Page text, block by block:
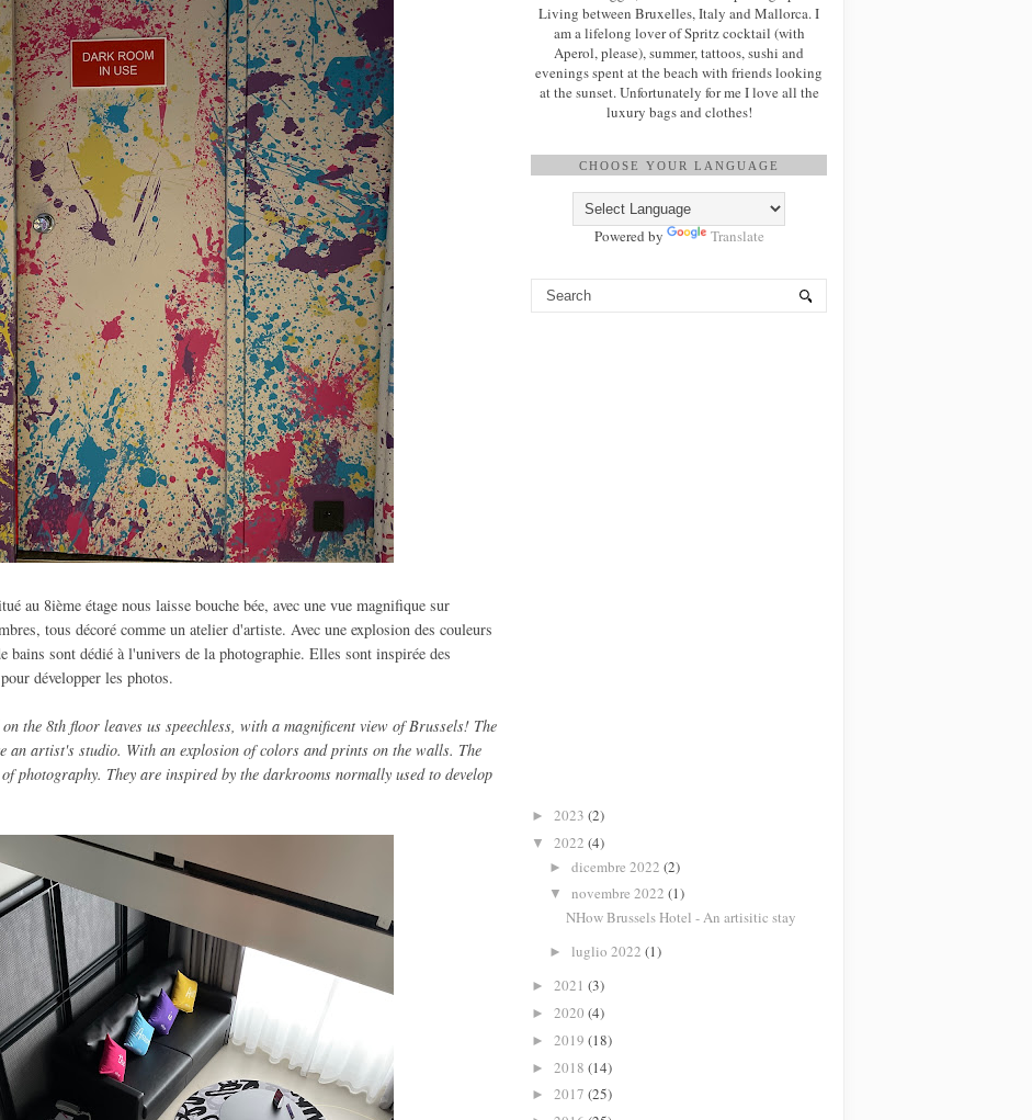
au 8ième étage nous laisse bouche bée, avec une vue magnifique sur
tous décoré comme un atelier d'artiste. Avec une explosion des couleurs
sont dédié à l'univers de la photographie. Elles sont inspirée des
développer les photos.
the 8th floor leaves us speechless, with a magnificent view of Brussels! The
an artist's studio. With an explosion of colors and prints on the walls. The
photography. They are inspired by the darkrooms normally used to develop
Living between Bruxelles, Italy and Mallorca. I
am a lifelong lover of Spritz cocktail (with
Aperol, please), summer, tattoos, sushi and
evenings spent at the beach with friends looking
at the sunset. Unfortunately for me I love all the
luxury bags and clothes!
CHOOSE YOUR LANGUAGE
Powered by Translate
► 2023 (2)
▼ 2022 (4)
► dicembre 2022 (2)
▼ novembre 2022 (1)
NHow Brussels Hotel - An artisitic stay
► luglio 2022 (1)
► 2021 (3)
► 2020 (4)
► 2019 (18)
► 2018 (14)
► 2017 (25)